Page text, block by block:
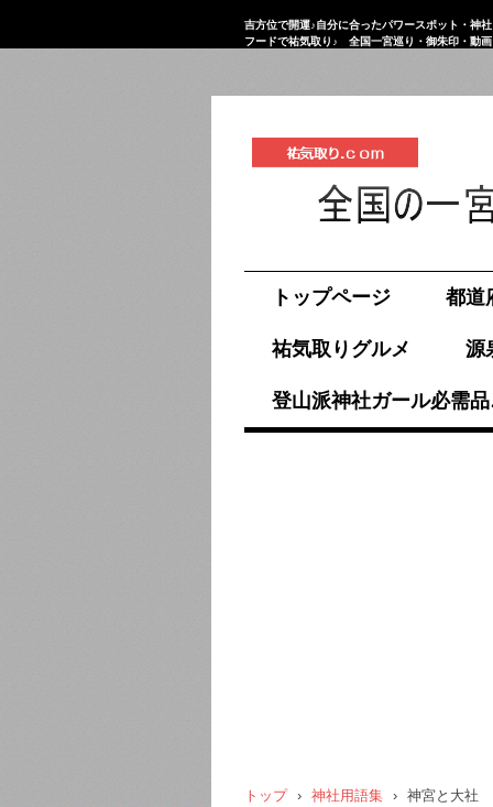
吉方位で開運♪自分に合ったパワースポット・神
フードで祐気取り♪ 全国一宮巡り・御朱印・動
トップページ 都道
祐気取りグルメ 源
登山派神社ガール必需品
トップ › 神社用語集 › 神宮と大社